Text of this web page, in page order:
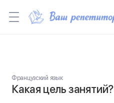
Французский язык
Какая цель занятий?